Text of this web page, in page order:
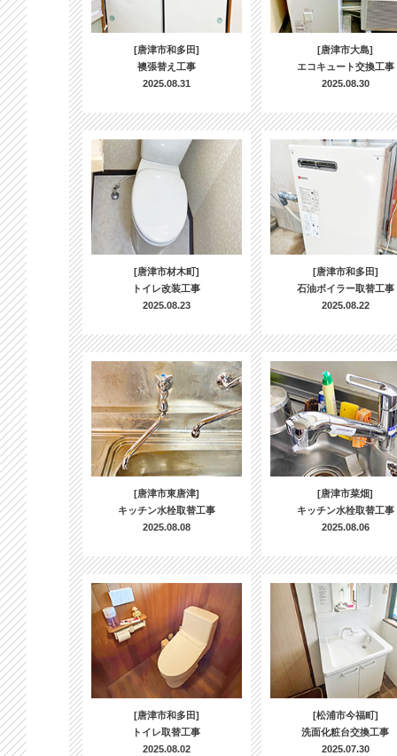
[唐津市和多田]
襖張替え工事
2025.08.31
[唐津市大島]
エコキュート交換工事
2025.08.30
[唐津市材木町]
トイレ改装工事
2025.08.23
[唐津市和多田]
石油ボイラー取替工事
2025.08.22
[唐津市東唐津]
キッチン水栓取替工事
2025.08.08
[唐津市菜畑]
キッチン水栓取替工事
2025.08.06
[唐津市和多田]
トイレ取替工事
2025.08.02
[松浦市今福町]
洗面化粧台交換工事
2025.07.30